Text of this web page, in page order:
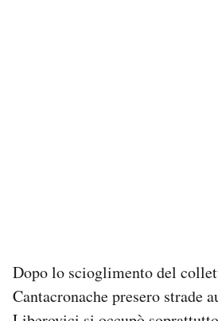
Dopo lo scioglimento del
Cantacronache presero strade